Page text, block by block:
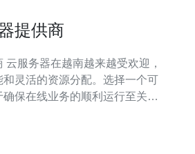
提供商
灵活的资源分配。选择一个可
保在线业务的顺利运行至关重
和服务器提供商之一。他们提